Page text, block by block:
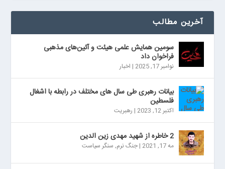
آخرین مطالب
سومین همایش علمی هیئت و آئین‌های مذهبی
فراخوان داد
نوامبر 17, 2025 | اخبار
بیانات رهبری طی سال های مختلف در رابطه با اشغال
فلسطین
اکتبر 12, 2023 | رهبریت
2 خاطره از شهید مهدی زین الدین
مه 17, 2021 |جنگ نرم, سنگر سیاست